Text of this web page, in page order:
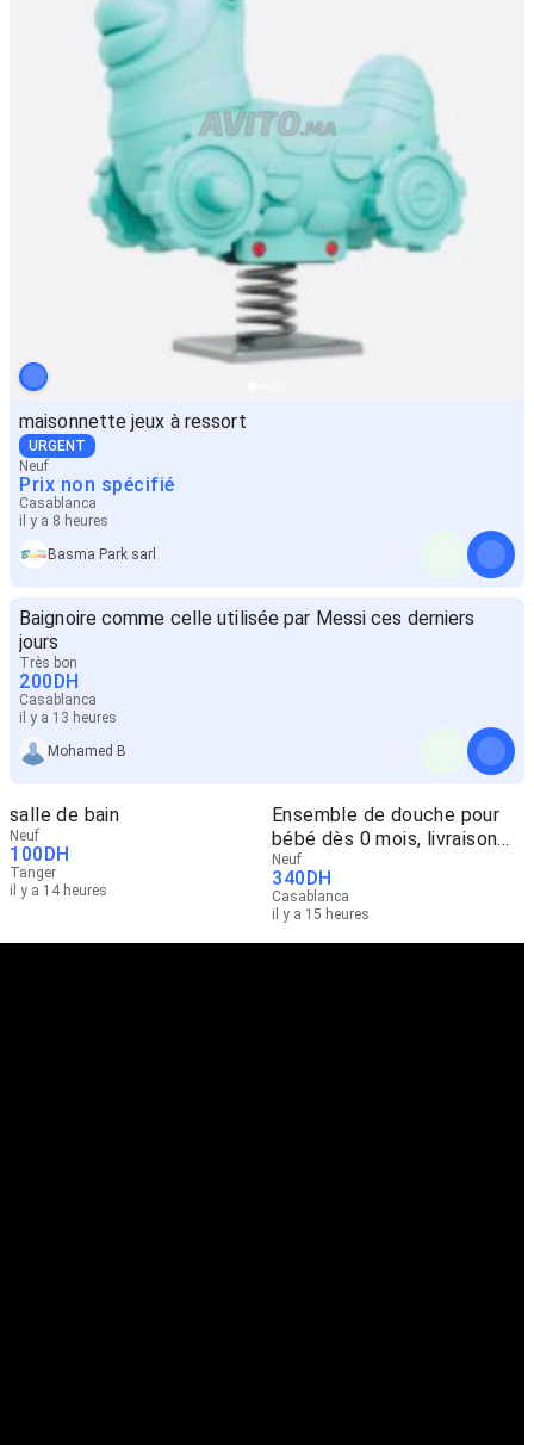
maisonnette jeux à ressort
URGENT
Neuf
Prix non spécifié
Casablanca
il y a 8 heures
Basma Park sarl
Baignoire comme celle utilisée par Messi ces derniers
jours
Très bon
200DH
Casablanca
il y a 13 heures
Mohamed B
salle de bain
Neuf
100DH
Tanger
il y a 14 heures
Ensemble de douche pour
bébé dès 0 mois, livraison
gratuite
Neuf
340DH
Casablanca
il y a 15 heures